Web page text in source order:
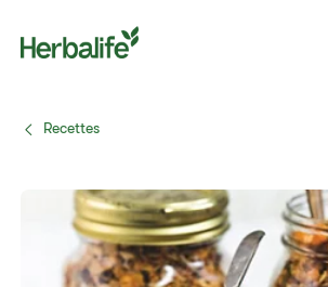
Recettes